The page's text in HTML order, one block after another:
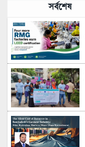
সর্বশেষ